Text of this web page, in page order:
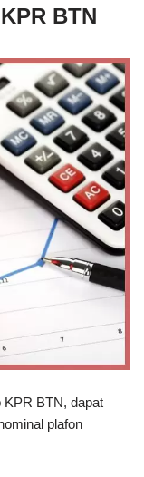
BTN
KPR BTN, dapat
plafon